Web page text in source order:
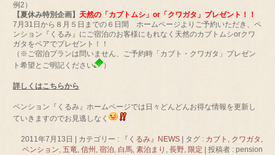
例2）
【夏休み特別企画】 天然の「カブトムシ」or「クワガタ」プレゼント！！
7月31日から８月５日までの６日間 ホームページよりご予約いただき、ペ
ンション『くるみ』にご宿泊のお客様にもれなく天然のカブトムシorクワ
ガタをペアでプレゼント！！
（※ご宿泊プランは問いません、ご予約時「カブト・クワガタ」プレゼン
ト希望とご明記ください
）
詳しくはこちらから
ペンション『くるみ』ホームページでは日々どんどんお得な情報を更新し
ていきますのでお見逃しなく
2011年7月13日 カテゴリー : 『くるみ』NEWS タグ : カブト , クワガタ ,
ペンション, 五竜, 信州 , 宿泊, 白馬, 素泊まり , 長野, 限定
投稿者 : pension